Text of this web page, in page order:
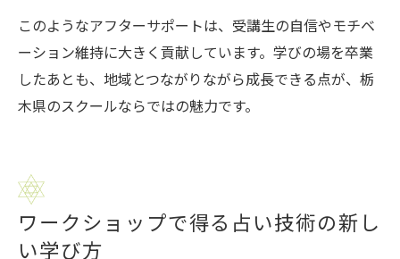
このようなアフターサポートは、受講生の自信やモチベ
ーション維持に大きく貢献しています。学びの場を卒業
したあとも、地域とつながりながら成長できる点が、栃
木県のスクールならではの魅力です。
ワークショップで得る占い技術の新し
い学び方